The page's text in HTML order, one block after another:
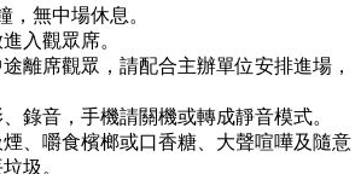
無中場休息。
入觀眾席。
離席觀眾，請配合主辦單位安排進場，
錄音，手機請關機或轉成靜音模式。
、嚼食檳榔或口香糖、大聲喧嘩及隨意
圾。